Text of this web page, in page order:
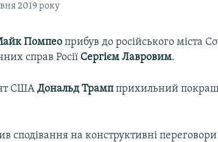
2019 року
Помпеоприбув до російського міста
справ Росії Сергієм Лавровим.
СШАДональд Трампприхильний
сподівання на конструктивні